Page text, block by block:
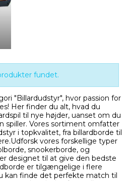
fundet.
"Billardudstyr", hvor passion for
Her finder du alt, hvad du
til nye højder, uanset om du
spiller. Vores sortiment omfatter
i topkvalitet, fra billardborde til
vores forskellige typer
snookerborde, og
designet til at give den bedste
er tilgængelige i flere
kan finde det perfekte match til